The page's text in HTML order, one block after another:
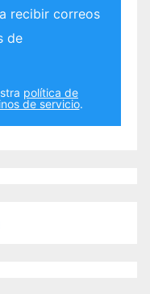
recibir correos
de
política de
de servicio.